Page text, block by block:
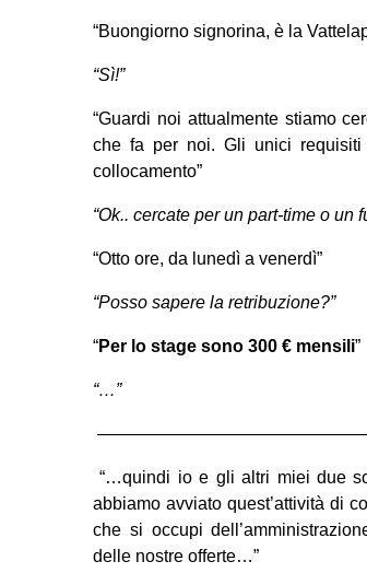
“Buongiorno signorina, è la
“Sì!”
“Guardi noi attualmente stiamo
che fa per noi. Gli unici
collocamento”
“Ok.. cercate per un part-time o un
“Otto ore, da lunedì a venerdì”
“Posso sapere la retribuzione?”
“Per lo stage sono 300 € mensili”
“…”
“…quindi io e gli altri miei due
abbiamo avviato quest’attività di
che si occupi
delle nostre offerte…”